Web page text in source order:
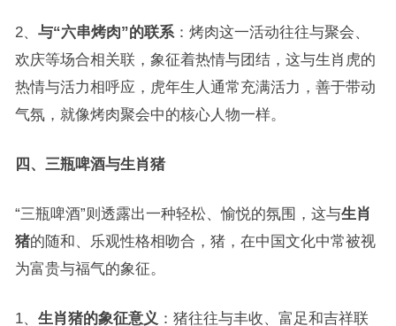
2、 与“六串烤肉”的联系：烤肉这一活动往往与聚会、
欢庆等场合相关联，象征着热情与团结，这与生肖虎的
热情与活力相呼应，虎年生人通常充满活力，善于带动
气氛，就像烤肉聚会中的核心人物一样。
四、三瓶啤酒与生肖猪
“三瓶啤酒”则透露出一种轻松、愉悦的氛围，这与生肖
猪的随和、乐观性格相吻合，猪，在中国文化中常被视
为富贵与福气的象征。
1、 生肖猪的象征意义 ：猪往往与丰收、富足和吉祥联